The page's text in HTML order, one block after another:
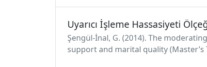
Uyarıcı İşleme Hassasiyeti
Şengül-İnal, G. (2014). The
support and marital quality (Master’s